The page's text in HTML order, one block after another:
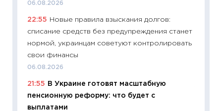
06.08.2026
22:55
Новые правила взыскания долгов:
списание средств без предупреждения станет
нормой, украинцам советуют контролировать
свои финансы
06.08.2026
21:55
В Украине готовят масштабную
пенсионную реформу: что будет с
выплатами